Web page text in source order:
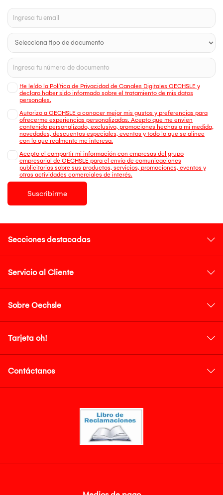
He leído la Política de Privacidad de Canales Digitales OECHSLE y
declaro haber sido informado sobre el tratamiento de mis datos
personales.
Autorizo a OECHSLE a conocer mejor mis gustos y preferencias para
ofrecerme experiencias personalizadas. Acepto que me envien
contenido personalizado, exclusivo, promociones hechas a mi medida,
novedades, descuentos especiales, eventos y todo lo que se alinee
con lo que realmente me interesa.
Acepto el compartir mi información con empresas del grupo
empresarial de OECHSLE para el envío de comunicaciones
publicitarias sobre sus productos, servicios, promociones, eventos y
otras actividades comerciales de interés.
Suscribirme
Secciones destacadas
Servicio al Cliente
Sobre Oechsle
Tarjeta oh!
Contáctanos